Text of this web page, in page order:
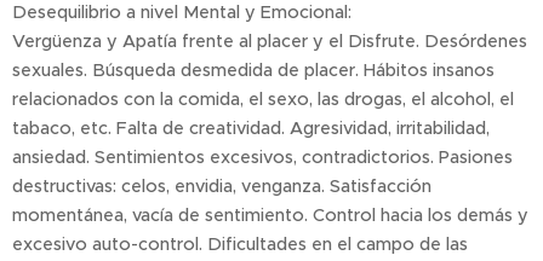
Desequilibrio a nivel Mental y Emocional:
Vergüenza y Apatía frente al placer y el Disfrute. Desórdenes
sexuales. Búsqueda desmedida de placer. Hábitos insanos
relacionados con la comida, el sexo, las drogas, el alcohol, el
tabaco, etc. Falta de creatividad. Agresividad, irritabilidad,
ansiedad. Sentimientos excesivos, contradictorios. Pasiones
destructivas: celos, envidia, venganza. Satisfacción
momentánea, vacía de sentimiento. Control hacia los demás y
excesivo auto-control. Dificultades en el campo de las